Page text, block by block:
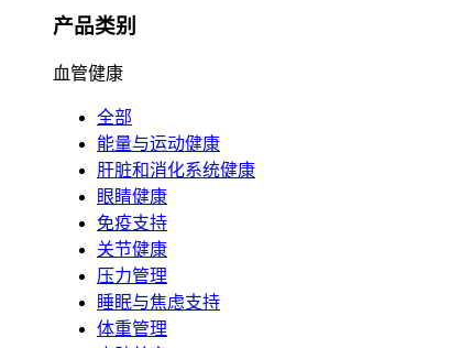
产品类别
血管健康
全部
能量与运动健康
肝脏和消化系统健康
眼睛健康
免疫支持
关节健康
压力管理
睡眠与焦虑支持
体重管理